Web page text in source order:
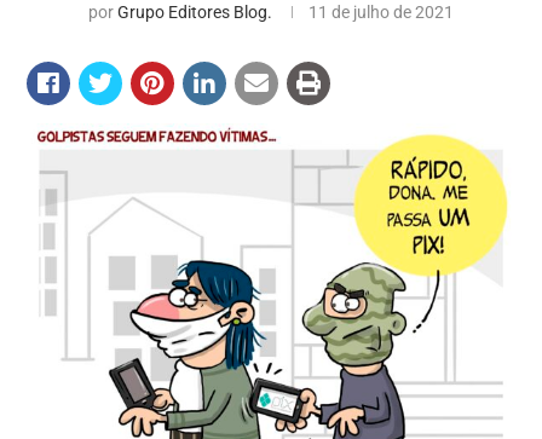
porGrupo Editores Blog. 11 de julho de 2021